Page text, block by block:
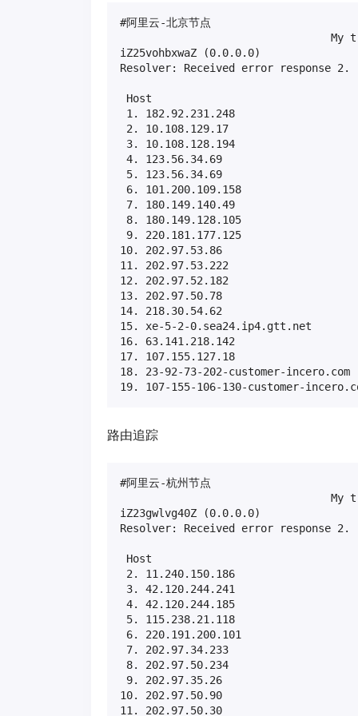
#阿里云-北京节点
My
iZ25vohbxwaZ (0.0.0.0)
Resolver: Received error
Host
1. 182.92.231.248
2. 10.108.129.17
3. 10.108.128.194
4. 123.56.34.69
5. 123.56.34.69
6. 101.200.109.158
7. 180.149.140.49
8. 180.149.128.105
9. 220.181.177.125
10. 202.97.53.86
11. 202.97.53.222
12. 202.97.52.182
13. 202.97.50.78
14. 218.30.54.62
15. xe-5-2-0.sea24.ip4.gtt.net
16. 63.141.218.142
17. 107.155.127.18
18. 23-92-73-202-customer-
19. 107-155-106-130-customer-
路由追踪
#阿里云-杭州节点
My
iZ23gwlvg40Z (0.0.0.0)
Resolver: Received error
Host
2. 11.240.150.186
3. 42.120.244.241
4. 42.120.244.185
5. 115.238.21.118
6. 220.191.200.101
7. 202.97.34.233
8. 202.97.50.234
9. 202.97.35.26
10. 202.97.50.90
11. 202.97.50.30